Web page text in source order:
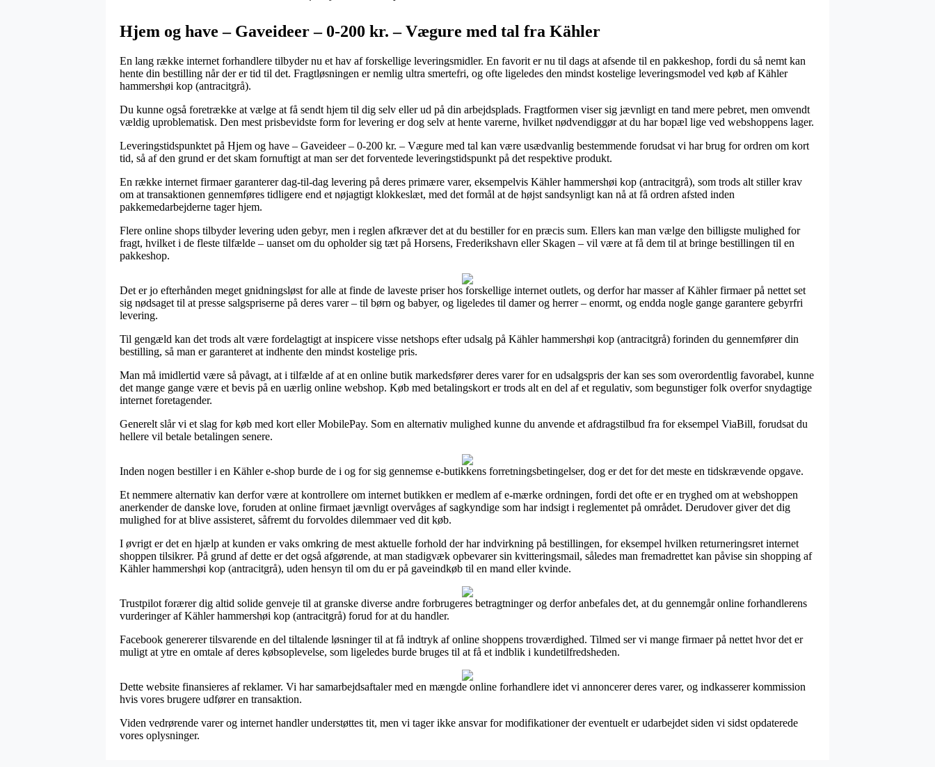
Hjem og have – Gaveideer – 0-200 kr. – Vægure med tal fra Kähler
En lang række internet forhandlere tilbyder nu et hav af forskellige leveringsmidler. En favorit er nu til dags at afsende til en pakkeshop, fordi du så nemt kan
hente din bestilling når der er tid til det. Fragtløsningen er nemlig ultra smertefri, og ofte ligeledes den mindst kostelige leveringsmodel ved køb af Kähler
hammershøi kop (antracitgrå).
Du kunne også foretrække at vælge at få sendt hjem til dig selv eller ud på din arbejdsplads. Fragtformen viser sig jævnligt en tand mere pebret, men omvendt
vældig uproblematisk. Den mest prisbevidste form for levering er dog selv at hente varerne, hvilket nødvendiggør at du har bopæl lige ved webshoppens lager.
Leveringstidspunktet på Hjem og have – Gaveideer – 0-200 kr. – Vægure med tal kan være usædvanlig bestemmende forudsat vi har brug for ordren om kort
tid, så af den grund er det skam fornuftigt at man ser det forventede leveringstidspunkt på det respektive produkt.
En række internet firmaer garanterer dag-til-dag levering på deres primære varer, eksempelvis Kähler hammershøi kop (antracitgrå), som trods alt stiller krav
om at transaktionen gennemføres tidligere end et nøjagtigt klokkeslæt, med det formål at de højst sandsynligt kan nå at få ordren afsted inden
pakkemedarbejderne tager hjem.
Flere online shops tilbyder levering uden gebyr, men i reglen afkræver det at du bestiller for en præcis sum. Ellers kan man vælge den billigste mulighed for
fragt, hvilket i de fleste tilfælde – uanset om du opholder sig tæt på Horsens, Frederikshavn eller Skagen – vil være at få dem til at bringe bestillingen til en
pakkeshop.
Det er jo efterhånden meget gnidningsløst for alle at finde de laveste priser hos forskellige internet outlets, og derfor har masser af Kähler firmaer på nettet set
sig nødsaget til at presse salgspriserne på deres varer – til børn og babyer, og ligeledes til damer og herrer – enormt, og endda nogle gange garantere gebyrfri
levering.
Til gengæld kan det trods alt være fordelagtigt at inspicere visse netshops efter udsalg på Kähler hammershøi kop (antracitgrå) forinden du gennemfører din
bestilling, så man er garanteret at indhente den mindst kostelige pris.
Man må imidlertid være så påvagt, at i tilfælde af at en online butik markedsfører deres varer for en udsalgspris der kan ses som overordentlig favorabel, kunne
det mange gange være et bevis på en uærlig online webshop. Køb med betalingskort er trods alt en del af et regulativ, som begunstiger folk overfor snydagtige
internet foretagender.
Generelt slår vi et slag for køb med kort eller MobilePay. Som en alternativ mulighed kunne du anvende et afdragstilbud fra for eksempel ViaBill, forudsat du
hellere vil betale betalingen senere.
Inden nogen bestiller i en Kähler e-shop burde de i og for sig gennemse e-butikkens forretningsbetingelser, dog er det for det meste en tidskrævende opgave.
Et nemmere alternativ kan derfor være at kontrollere om internet butikken er medlem af e-mærke ordningen, fordi det ofte er en tryghed om at webshoppen
anerkender de danske love, foruden at online firmaet jævnligt overvåges af sagkyndige som har indsigt i reglementet på området. Derudover giver det dig
mulighed for at blive assisteret, såfremt du forvoldes dilemmaer ved dit køb.
I øvrigt er det en hjælp at kunden er vaks omkring de mest aktuelle forhold der har indvirkning på bestillingen, for eksempel hvilken returneringsret internet
shoppen tilsikrer. På grund af dette er det også afgørende, at man stadigvæk opbevarer sin kvitteringsmail, således man fremadrettet kan påvise sin shopping af
Kähler hammershøi kop (antracitgrå), uden hensyn til om du er på gaveindkøb til en mand eller kvinde.
Trustpilot forærer dig altid solide genveje til at granske diverse andre forbrugeres betragtninger og derfor anbefales det, at du gennemgår online forhandlerens
vurderinger af Kähler hammershøi kop (antracitgrå) forud for at du handler.
Facebook genererer tilsvarende en del tiltalende løsninger til at få indtryk af online shoppens troværdighed. Tilmed ser vi mange firmaer på nettet hvor det er
muligt at ytre en omtale af deres købsoplevelse, som ligeledes burde bruges til at få et indblik i kundetilfredsheden.
Dette website finansieres af reklamer. Vi har samarbejdsaftaler med en mængde online forhandlere idet vi annoncerer deres varer, og indkasserer kommission
hvis vores brugere udfører en transaktion.
Viden vedrørende varer og internet handler understøttes tit, men vi tager ikke ansvar for modifikationer der eventuelt er udarbejdet siden vi sidst opdaterede
vores oplysninger.